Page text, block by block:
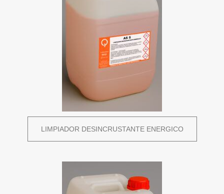
LIMPIADOR DESINCRUSTANTE ENERGICO